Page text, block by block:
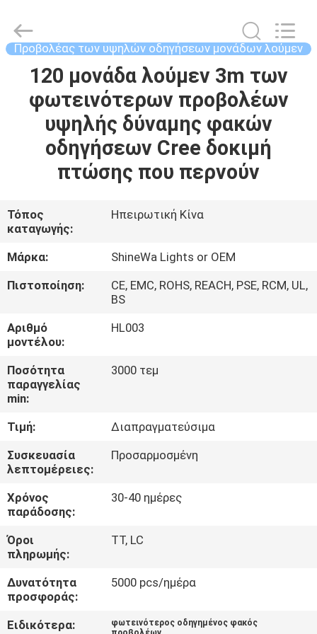
ΣΠΊΤΙ
ΠΡΟΪΌΝΤΑ
ΒΊΝΤΕΟ
ΣΧΕΤΙΚΆ
ΜΕ
ΕΜΆΣ
ΕΡΓΟΣΤΑΣΊΟΥ
ΈΛΕΓΧΟΣ
ΠΟΙΌΤΗΤΑΣ
ΜΑΖΊ
ΜΑΣ
ΕΙΔΉΣΕΙΣ
ΥΠΟΘΈΣΕΙΣ
ΧΆΡΤΗΣ
Trade
Ltd..
All
Reserved.
Προβολέας των υψηλών οδηγήσεων μονάδων λούμεν
120 μονάδα λούμεν 3m των
φωτεινότερων προβολέων
υψηλής δύναμης φακών
οδηγήσεων Cree δοκιμή
πτώσης που περνούν
Τόπος
καταγωγής:
Ηπειρωτική Κίνα
Μάρκα:
ShineWa Lights or OEM
Πιστοποίηση:
CE, EMC, ROHS, REACH, PSE, RCM, UL,
BS
Αριθμό
μοντέλου:
HL003
Ποσότητα
παραγγελίας
min:
3000 τεμ
Τιμή:
Διαπραγματεύσιμα
Συσκευασία
λεπτομέρειες:
Προσαρμοσμένη
Χρόνος
παράδοσης:
30-40 ημέρες
Όροι
πληρωμής:
TT, LC
Δυνατότητα
προσφοράς:
5000 pcs/ημέρα
Ειδικότερα:
φωτεινότερος οδηγημένος φακός